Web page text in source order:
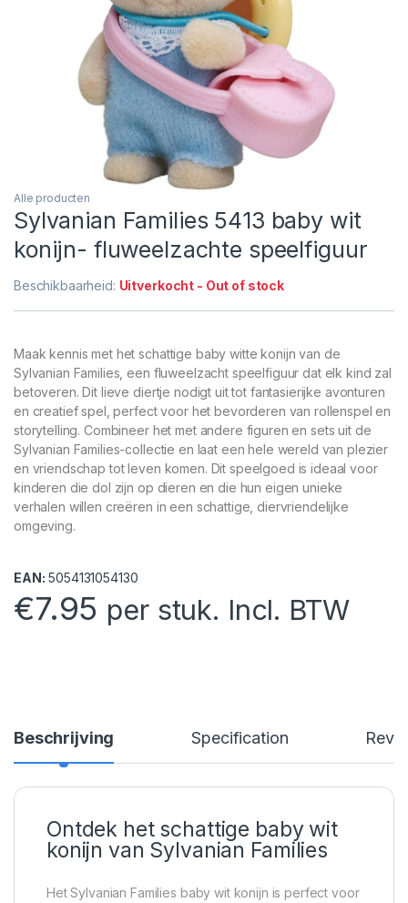
Alle producten
Sylvanian Families 5413 baby wit
konijn- fluweelzachte speelfiguur
Beschikbaarheid: Uitverkocht - Out of stock
Maak kennis met het schattige baby witte konijn van de
Sylvanian Families, een fluweelzacht speelfiguur dat elk kind zal
betoveren. Dit lieve diertje nodigt uit tot fantasierijke avonturen
en creatief spel, perfect voor het bevorderen van rollenspel en
storytelling. Combineer het met andere figuren en sets uit de
Sylvanian Families-collectie en laat een hele wereld van plezier
en vriendschap tot leven komen. Dit speelgoed is ideaal voor
kinderen die dol zijn op dieren en die hun eigen unieke
verhalen willen creëren in een schattige, diervriendelijke
omgeving.
EAN: 5054131054130
€7.95 per stuk. Incl. BTW
Beschrijving Specification
Ontdek het schattige baby wit
konijn van Sylvanian Families
Het Sylvanian Families baby wit konijn is perfect voor